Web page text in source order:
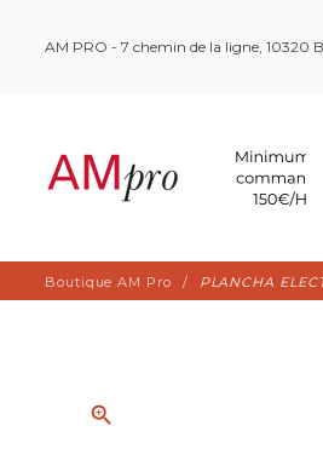
AM PRO - 7 chemin de la ligne, 10320
Boutique AM Pro PLANCHA
zoom_in